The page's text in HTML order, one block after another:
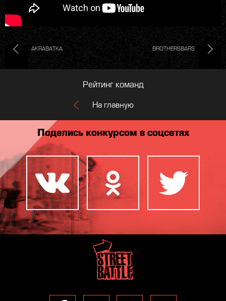
AKRABATKA BROTHERSBARS
На главную
Рейтинг команд
Поделись конкурсом в соцсетях